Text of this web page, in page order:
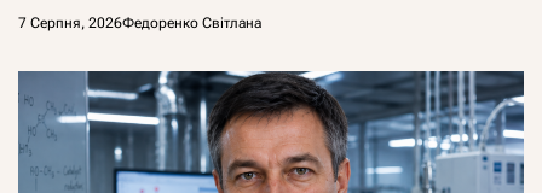
7 Серпня, 2026Федоренко Світлана